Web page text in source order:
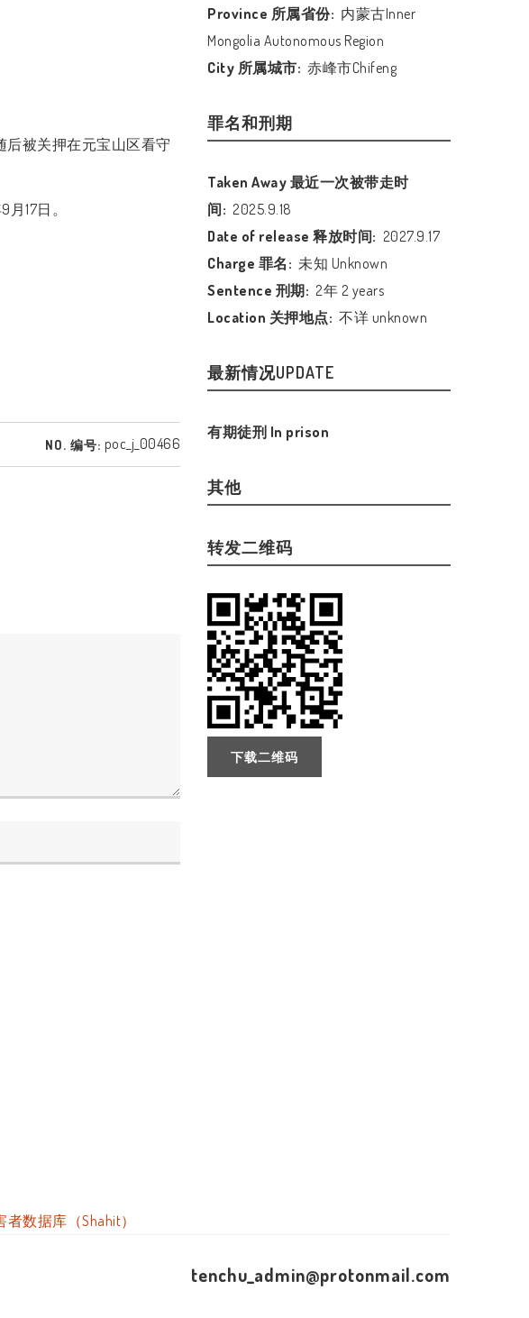
被关押在元宝山区看守
9 月17日。
NO. 编号: poc_j_00466
Province 所属省份: 内蒙古Inner
Mongolia Autonomous Region
City 所属城市: 赤峰市Chifeng
罪名和刑期
Taken Away 最近一次被带走时
间: 2025.9.18
Date of release 释放时间: 2027.9.17
Charge 罪名: 未知 Unknown
Sentence 刑期: 2年 2 years
Location 关押地点: 不详 unknown
最新情况UPDATE
有期徒刑 In prison
其他
转发二维码
下载二维码
者数据库（Shahit）
tenchu_admin@protonmail.com